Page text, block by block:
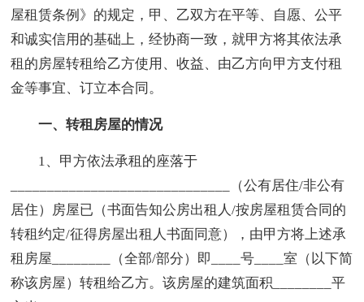
屋租赁条例》的规定，甲、乙双方在平等、自愿、公平
和诚实信用的基础上，经协商一致，就甲方将其依法承
租的房屋转租给乙方使用、收益、由乙方向甲方支付租
金等事宜、订立本合同。
一、转租房屋的情况
1、甲方依法承租的座落于
______________________________（公有居住/非公有
居住）房屋已（书面告知公房出租人/按房屋租赁合同的
转租约定/征得房屋出租人书面同意），由甲方将上述承
租房屋________（全部/部分）即____号____室（以下简
称该房屋）转租给乙方。该房屋的建筑面积________平